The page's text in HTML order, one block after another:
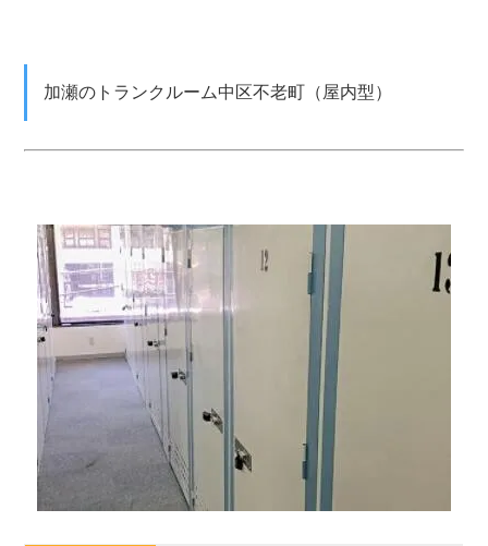
加瀬のトランクルーム中区不老町（屋内型）